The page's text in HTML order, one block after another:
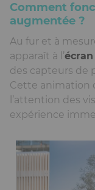
Comment
augmentée ?
Au fur et à
apparaît à l’
des capteurs de
Cette animation
l’attention des
expérience